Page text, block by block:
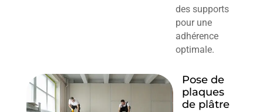
des supports
pour une
adhérence
optimale.
Pose de
plaques
de plâtre